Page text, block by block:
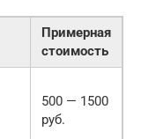
Примерная
стоимость
500 — 1500
руб.